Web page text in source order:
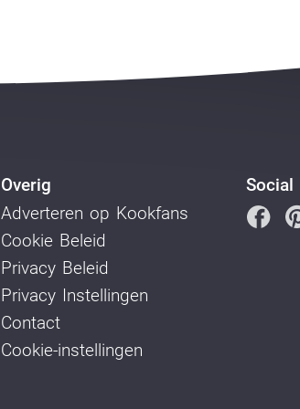
Overig
Adverteren op Kookfans
Cookie Beleid
Privacy Beleid
Privacy Instellingen
Contact
Cookie-instellingen
Social